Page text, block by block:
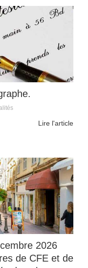
Lire l'article
2026
de CFE et de